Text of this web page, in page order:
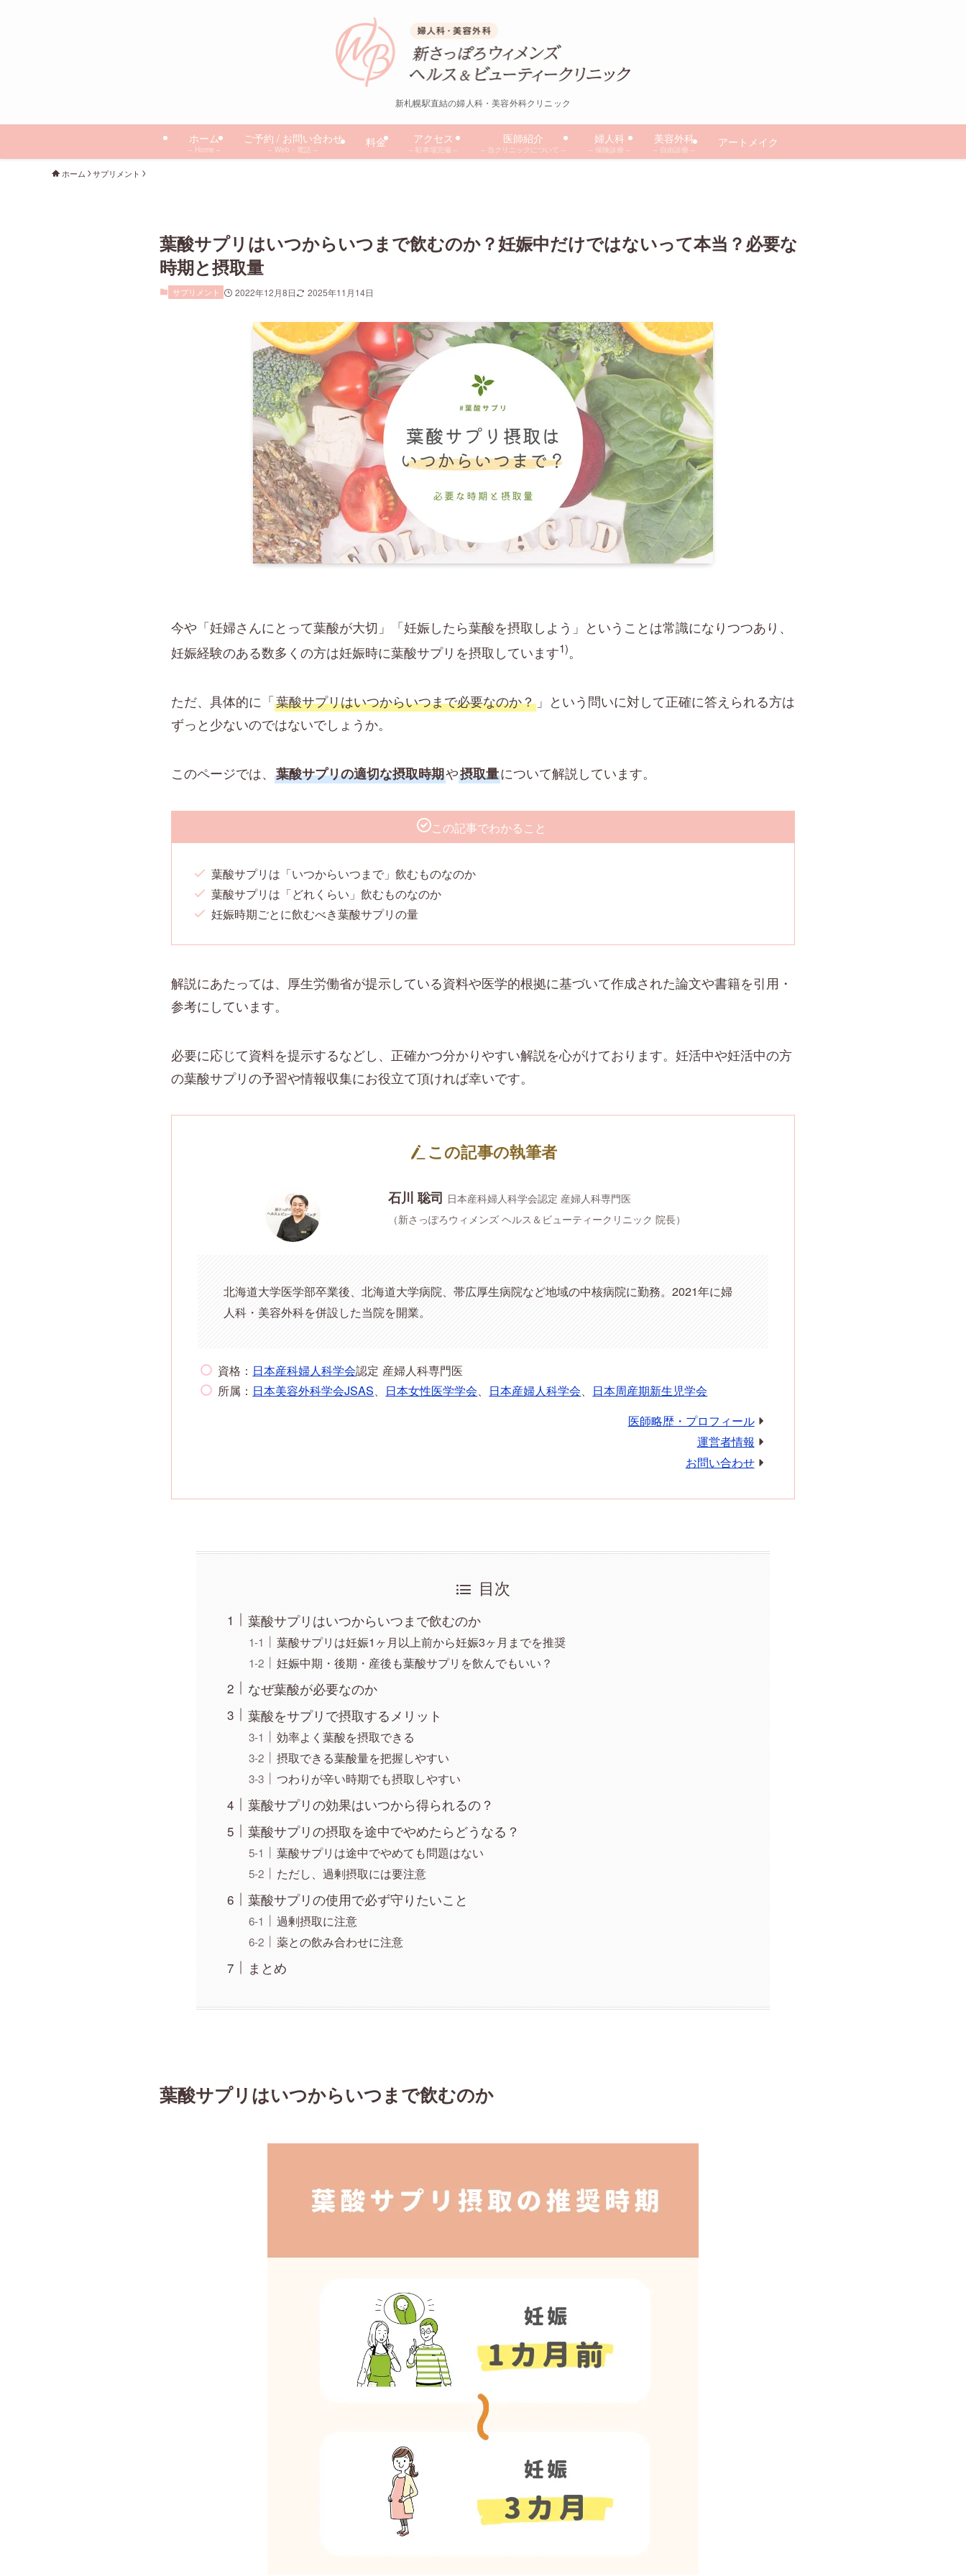
新札幌駅直結の婦人科・美容外科クリニック
ホーム
– Home –
ご予約 / お問い合わせ
– Web・電話 –
料金 アクセス
– 駐車場完備 –
医師紹介
– 当クリニックについて –
婦人科
– 保険診療 –
美容外科
– 自由診療 –
アートメイク
ホーム サプリメント
葉酸サプリはいつからいつまで飲むのか？妊娠中だけではないって本当？必要な
時期と摂取量
サプリメント 2022年12月8日 2025年11月14日
今や「妊婦さんにとって葉酸が大切」「妊娠したら葉酸を摂取しよう」ということは常識になりつつあり、
妊娠経験のある数多くの方は妊娠時に葉酸サプリを摂取しています1)。
ただ、具体的に「葉酸サプリはいつからいつまで必要なのか？ 」という問いに対して正確に答えられる方は
ずっと少ないのではないでしょうか。
このページでは、 葉酸サプリの適切な摂取時期や摂取量について解説しています。
この記事でわかること
葉酸サプリは「いつからいつまで」飲むものなのか
葉酸サプリは「どれくらい」飲むものなのか
妊娠時期ごとに飲むべき葉酸サプリの量
解説にあたっては、厚生労働省が提示している資料や医学的根拠に基づいて作成された論文や書籍を引用・
参考にしています。
必要に応じて資料を提示するなどし、正確かつ分かりやすい解説を心がけております。妊活中や妊活中の方
の葉酸サプリの予習や情報収集にお役立て頂ければ幸いです。
この記事の執筆者
石川 聡司 日本産科婦人科学会認定 産婦人科専門医
（新さっぽろウィメンズ ヘルス＆ビューティークリニック 院長）
北海道大学医学部卒業後、北海道大学病院、帯広厚生病院など地域の中核病院に勤務。2021年に婦
人科・美容外科を併設した当院を開業。
資格： 日本産科婦人科学会認定 産婦人科専門医
所属： 日本美容外科学会JSAS 日本女性医学学会 日本産婦人科学会
日本周産期新生児学会
医師略歴・プロフィール
運営者情報
お問い合わせ
目次
葉酸サプリはいつからいつまで飲むのか
葉酸サプリは妊娠1ヶ月以上前から妊娠3ヶ月までを推奨
妊娠中期・後期・産後も葉酸サプリを飲んでもいい？
なぜ葉酸が必要なのか
葉酸をサプリで摂取するメリット
効率よく葉酸を摂取できる
摂取できる葉酸量を把握しやすい
つわりが辛い時期でも摂取しやすい
葉酸サプリの効果はいつから得られるの？
葉酸サプリの摂取を途中でやめたらどうなる？
葉酸サプリは途中でやめても問題はない
ただし、過剰摂取には要注意
葉酸サプリの使用で必ず守りたいこと
過剰摂取に注意
薬との飲み合わせに注意
まとめ
葉酸サプリはいつからいつまで飲むのか